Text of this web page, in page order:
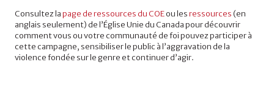
Consultez lapage de ressources du COEou lesressources (en
anglais seulement) de l’Église Unie du Canada pour découvrir
comment vous ou votre communauté de foi pouvez participer à
cette campagne, sensibiliser le public à l’aggravation de la
violence fondée sur le genre et continuer d’agir.